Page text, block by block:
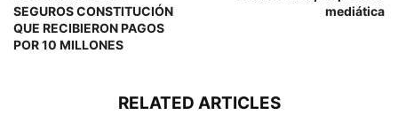
SEGUROS CONSTITUCIÓN
QUE RECIBIERON PAGOS
POR 10 MILLONES
mediática
RELATED ARTICLES